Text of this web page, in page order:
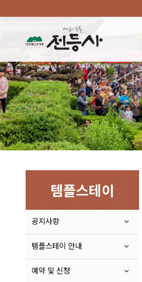
템플스테이
공지사항
템플스테이 안내
예약 및 신청